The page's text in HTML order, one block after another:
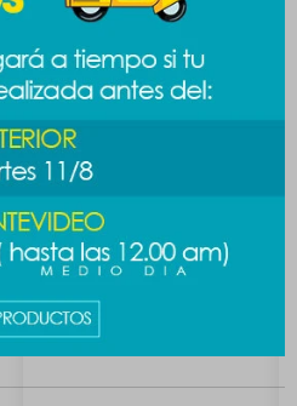
pueden interesar